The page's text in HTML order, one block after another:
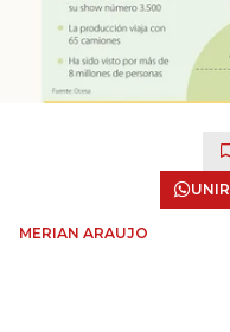
MERIAN ARAUJO